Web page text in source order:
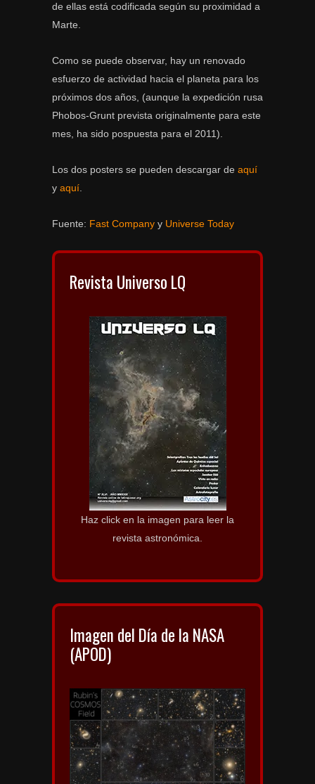
de ellas está codificada según su proximidad a
Marte.
Como se puede observar, hay un renovado
esfuerzo de actividad hacia el planeta para los
próximos dos años, (aunque la expedición rusa
Phobos-Grunt prevista originalmente para este
mes, ha sido pospuesta para el 2011).
Los dos posters se pueden descargar de aquí
y aquí
Fuente: Fast Company y Universe Today
Revista Universo LQ
Haz click en la imagen para leer la
revista astronómica.
Imagen del Día de la NASA
(APOD)